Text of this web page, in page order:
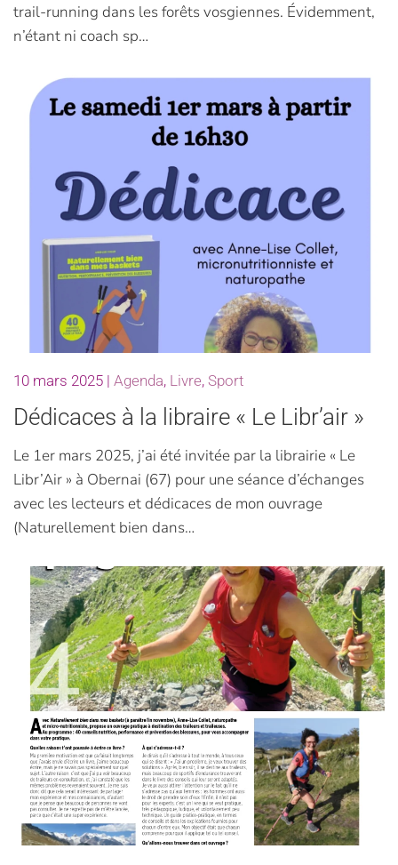
trail-running dans les forêts vosgiennes. Évidemment,
n’étant ni coach sp…
10 mars 2025 | Agenda, Livre, Sport
Dédicaces à la libraire « Le Libr’air »
Le 1er mars 2025, j’ai été invitée par la librairie « Le
Libr’Air » à Obernai (67) pour une séance d’échanges
avec les lecteurs et dédicaces de mon ouvrage
(Naturellement bien dans…